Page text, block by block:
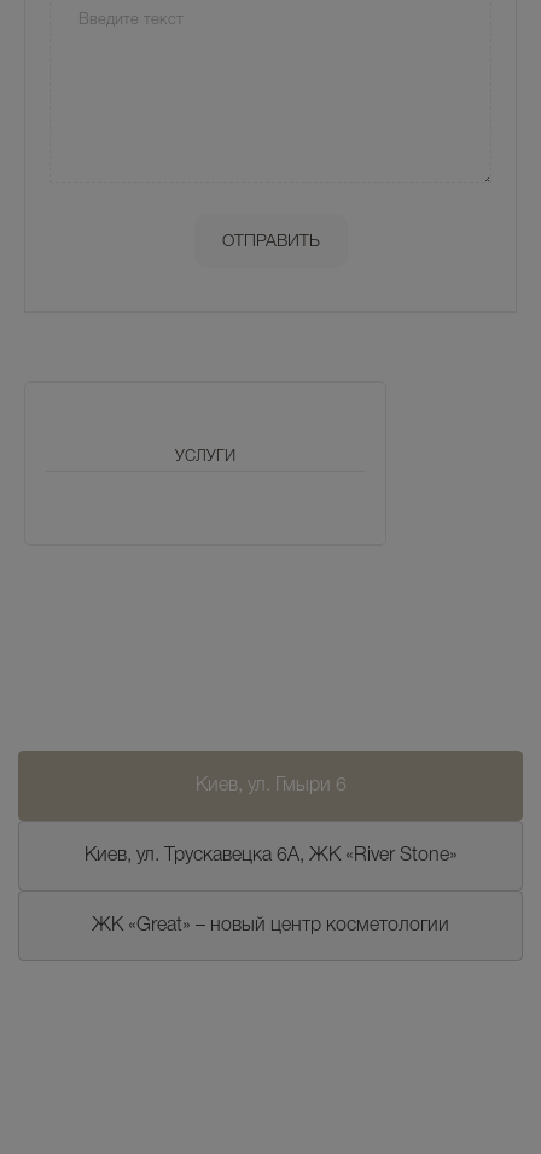
УСЛУГИ
Киев, ул. Гмыри 6
Киев, ул. Трускавецка 6А, ЖК «River Stone»
ЖК «Great» – новый центр косметологии